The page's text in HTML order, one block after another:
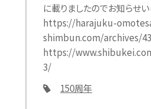
に載りましたのでお知らせい
https://harajuku-
shimbun.com/archives/
https://
3/
150周年